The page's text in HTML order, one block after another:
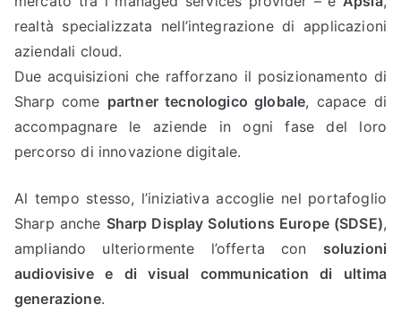
realtà specializzata nell’integrazione di applicazioni
aziendali cloud.
Due acquisizioni che rafforzano il posizionamento di
Sharp come partner tecnologico globale, capace di
accompagnare le aziende in ogni fase del loro
percorso di innovazione digitale.
Al tempo stesso, l’iniziativa accoglie nel portafoglio
Sharp anche Sharp Display Solutions Europe (SDSE),
ampliando ulteriormente l’offerta con soluzioni
audiovisive e di visual communication di ultima
generazione.